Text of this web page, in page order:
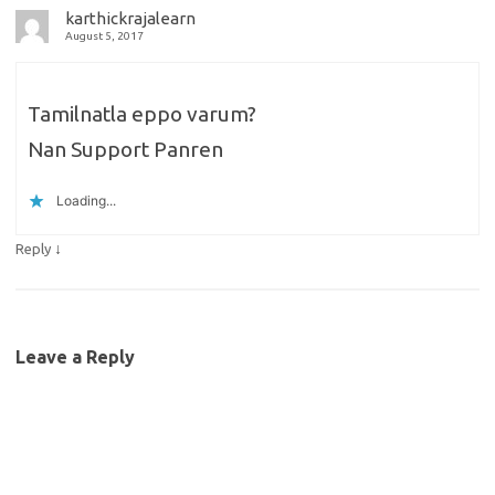
karthickrajalearn
August 5, 2017
Tamilnatla eppo varum?
Nan Support Panren
Loading...
Reply ↓
Leave a Reply